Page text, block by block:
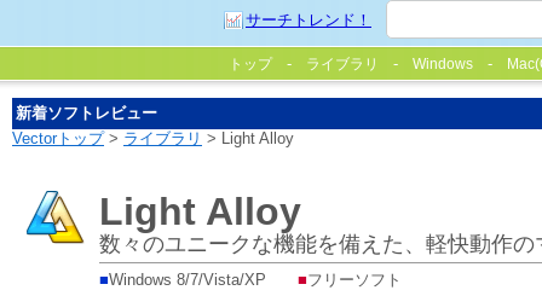
サーチトレンド！
トップ ライブラリ Windows
新着ソフトレビュー
Vectorトップ> ライブラリ > Light Alloy
Light Alloy
数々のユニークな機能を備えた、軽快動作
■Windows 8/7/Vista/XP ■フリーソフト